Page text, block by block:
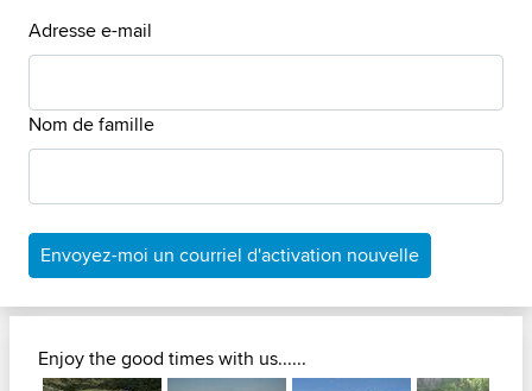
Adresse e-mail
Nom de famille
Envoyez-moi un courriel d'activation nouvelle
Enjoy the good times with us......